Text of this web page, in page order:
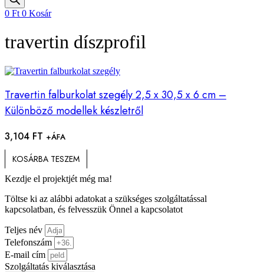
0 Ft 0 Kosár
travertin díszprofil
Travertin falburkolat szegély 2,5 x 30,5 x 6 cm –
Különböző modellek készletről
3,104 FT +ÁFA
KOSÁRBA TESZEM
Kezdje el projektjét még ma!
Töltse ki az alábbi adatokat a szükséges szolgáltatással
kapcsolatban, és felvesszük Önnel a kapcsolatot
Teljes név
Telefonszám
E-mail cím
Szolgáltatás kiválasztása